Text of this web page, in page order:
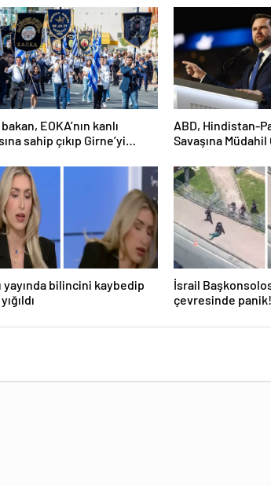
EOKA’nın kanlı
sahip çıkıp Girne’yi
ABD, Hindistan-
Savaşına
yayında bilincini kaybedip
İsrail
çevresinde